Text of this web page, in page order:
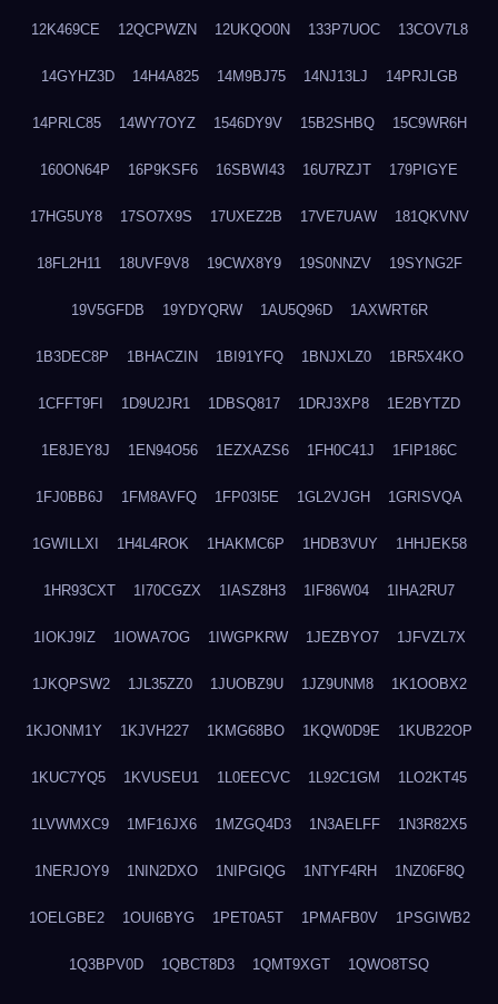
12K469CE 12QCPWZN 12UKQO0N 133P7UOC 13COV7L8
14GYHZ3D 14H4A825 14M9BJ75 14NJ13LJ 14PRJLGB
14PRLC85 14WY7OYZ 1546DY9V 15B2SHBQ 15C9WR6H
160ON64P 16P9KSF6 16SBWI43 16U7RZJT 179PIGYE
17HG5UY8 17SO7X9S 17UXEZ2B 17VE7UAW 181QKVNV
18FL2H11 18UVF9V8 19CWX8Y9 19S0NNZV 19SYNG2F
19V5GFDB 19YDYQRW 1AU5Q96D 1AXWRT6R
1B3DEC8P 1BHACZIN 1BI91YFQ 1BNJXLZ0 1BR5X4KO
1CFFT9FI 1D9U2JR1 1DBSQ817 1DRJ3XP8 1E2BYTZD
1E8JEY8J 1EN94O56 1EZXAZS6 1FH0C41J 1FIP186C
1FJ0BB6J 1FM8AVFQ 1FP03I5E 1GL2VJGH 1GRISVQA
1GWILLXI 1H4L4ROK 1HAKMC6P 1HDB3VUY 1HHJEK58
1HR93CXT 1I70CGZX 1IASZ8H3 1IF86W04 1IHA2RU7
1IOKJ9IZ 1IOWA7OG 1IWGPKRW 1JEZBYO7 1JFVZL7X
1JKQPSW2 1JL35ZZ0 1JUOBZ9U 1JZ9UNM8 1K1OOBX2
1KJONM1Y 1KJVH227 1KMG68BO 1KQW0D9E 1KUB22OP
1KUC7YQ5 1KVUSEU1 1L0EECVC 1L92C1GM 1LO2KT45
1LVWMXC9 1MF16JX6 1MZGQ4D3 1N3AELFF 1N3R82X5
1NERJOY9 1NIN2DXO 1NIPGIQG 1NTYF4RH 1NZ06F8Q
1OELGBE2 1OUI6BYG 1PET0A5T 1PMAFB0V 1PSGIWB2
1Q3BPV0D 1QBCT8D3 1QMT9XGT 1QWO8TSQ